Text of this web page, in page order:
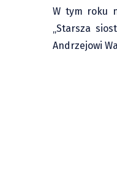
W tym roku
„Starsza
Andrzejowi